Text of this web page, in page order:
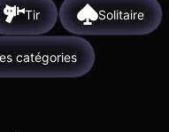
Tir Solitaire
catégories